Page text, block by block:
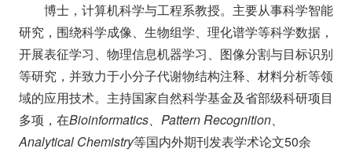
博士，计算机科学与工程系教授。主要从事科学智能
研究，围绕科学成像、生物组学、理化谱学等科学数据，
开展表征学习、物理信息机器学习、图像分割与目标识别
等研究，并致力于小分子代谢物结构注释、材料分析等领
域的应用技术。主持国家自然科学基金及省部级科研项目
多项，在Bioinformatics、Pattern Recognition、
Analytical Chemistry等国内外期刊发表学术论文50余